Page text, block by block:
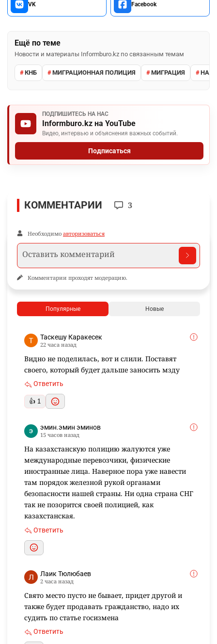
VK Facebook
Ещё по теме
Новости и материалы Informburo.kz по связанным темам
КНБ МИГРАЦИОННАЯ ПОЛИЦИЯ МИГРАЦИЯ
ПОДПИШИТЕСЬ НА НАС
Informburo.kz на YouTube
Видео, интервью и объяснения важных событий.
Подписаться
КОММЕНТАРИИ 3
Необходимо авторизоваться
Комментарии проходят модерацию.
Популярные Новые
Таскешу Каракесек
22 часа назад
Видно не поделилась, вот и слили. Поставят
своего, который будет дальше заносить мзду
Ответить
👍 1
эмин.эмин эминов
15 часов назад
На казахстанскую полицию жалуются уже
международные перевозчики, физические
иностранные лица. Наверное пора уже навести
там порядок железной рукой органами
безопасности нашей страны. Ни одна страна СНГ
так не позорится своей полицией, как
казахстанская.
Ответить
Лаик Тюлюбаев
2 часа назад
Свято место пусто не бывает, придет другой и
также будет продавать гражданство, надо их
судить по статье госизмена
Ответить